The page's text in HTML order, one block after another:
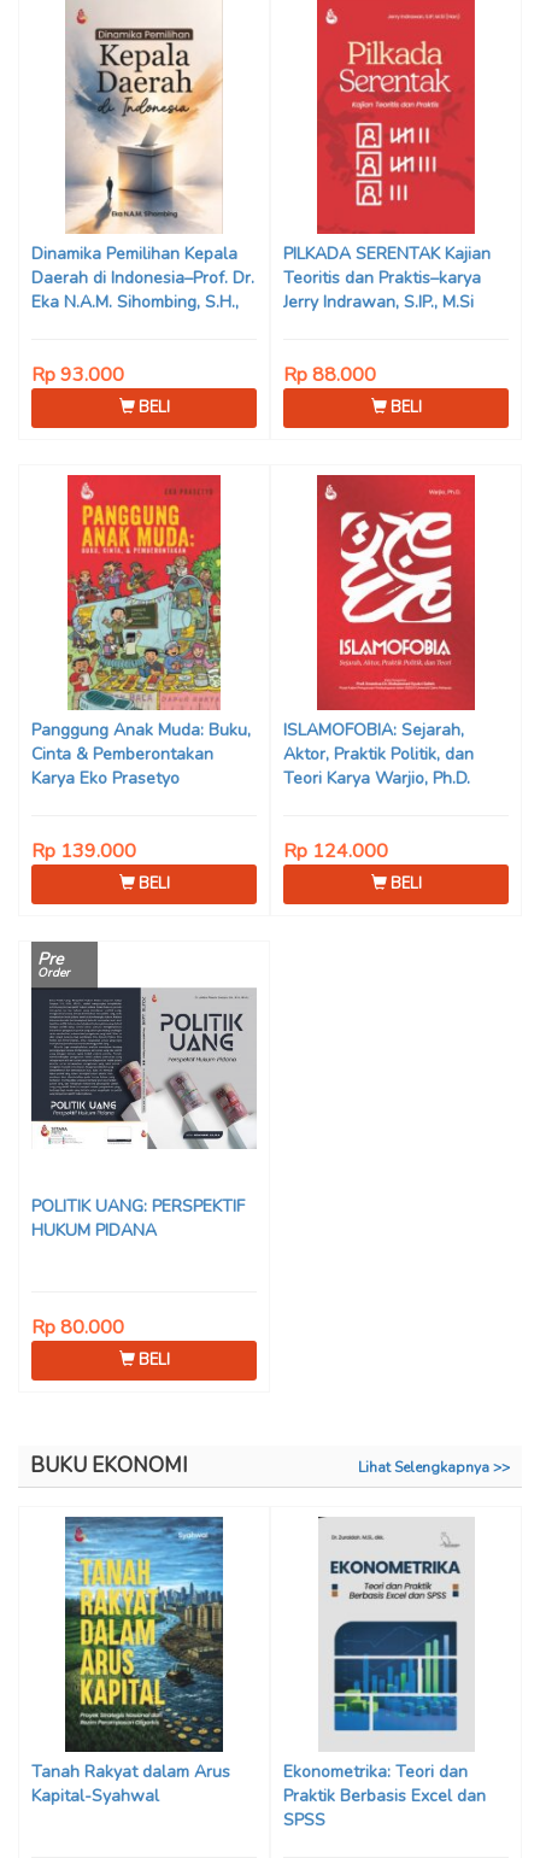
Dinamika Pemilihan Kepala
Daerah di Indonesia–Prof. Dr.
Eka N.A.M. Sihombing, S.H.,
Rp 93.000
BELI
PILKADA SERENTAK Kajian
Teoritis dan Praktis–karya
Jerry Indrawan, S.IP., M.Si
Rp 88.000
BELI
Panggung Anak Muda: Buku,
Cinta & Pemberontakan
Karya Eko Prasetyo
Rp 139.000
BELI
ISLAMOFOBIA: Sejarah,
Aktor, Praktik Politik, dan
Teori Karya Warjio, Ph.D.
Rp 124.000
BELI
Pre
Order
POLITIK UANG: PERSPEKTIF
HUKUM PIDANA
Rp 80.000
BELI
BUKU EKONOMI Lihat Selengkapnya >>
Tanah Rakyat dalam Arus
Kapital-Syahwal
Ekonometrika: Teori dan
Praktik Berbasis Excel dan
SPSS